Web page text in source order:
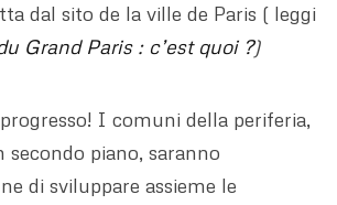
dal sito de la ville de Paris ( leggi
Grand Paris : c’est quoi ?)
I comuni della periferia,
secondo piano, saranno
di sviluppare assieme le